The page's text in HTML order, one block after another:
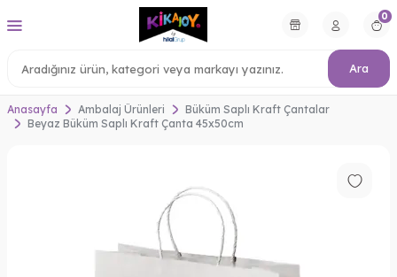
Ara
0
Anasayfa Ambalaj Ürünleri
Büküm Saplı Kraft Çantalar
Beyaz Büküm Saplı Kraft Çanta 45x50cm